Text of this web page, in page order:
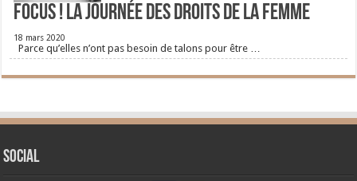
FOCUS ! La journée des droits de la femme
18 mars 2020
Parce qu’elles n’ont pas besoin de talons pour être …
Social